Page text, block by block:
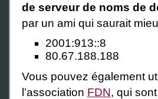
de serveur de noms de
par un ami qui saurait
2001:913::8
80.67.188.188
Vous pouvez également
l’association FDN, qui